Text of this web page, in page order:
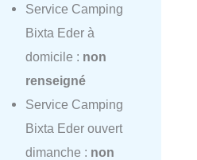
Service Camping
Bixta Eder à
domicile : non
renseigné
Service Camping
Bixta Eder ouvert
dimanche : non